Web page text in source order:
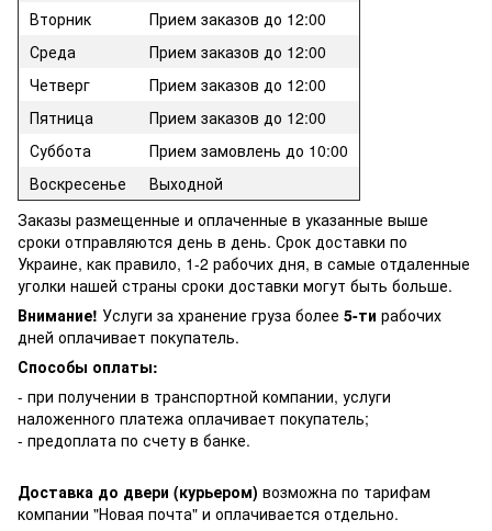
Вторник
Прием заказов до 12:00
Среда
Прием заказов до 12:00
Четверг
Прием заказов до 12:00
Пятница
Прием заказов до 12:00
Суббота
Прием замовлень до 10:00
Воскресенье
Выходной
Заказы размещенные и оплаченные в указанные выше
сроки отправляются день в день. Срок доставки по
Украине, как правило, 1-2 рабочих дня, в самые отдаленные
уголки нашей страны сроки доставки могут быть больше.
Внимание! Услуги за хранение груза более 5-ти рабочих
дней оплачивает покупатель.
Способы оплаты:
- при получении в транспортной компании, услуги
наложенного платежа оплачивает покупатель;
- предоплата по счету в банке.
Доставка до двери (курьером) возможна по тарифам
компании "Новая почта" и оплачивается отдельно.